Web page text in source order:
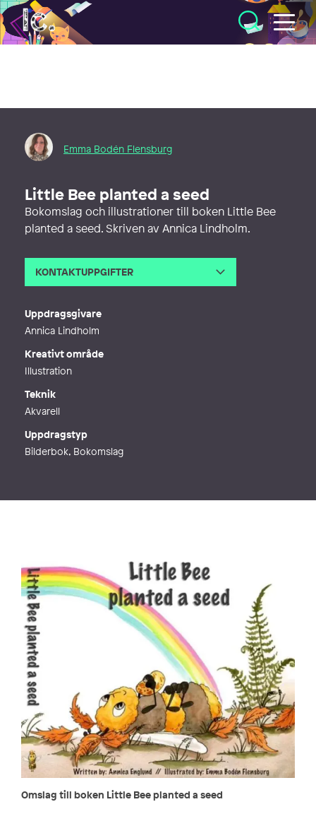
Illustratörcentrum
Emma Bodén Flensburg
Little Bee planted a seed
Bokomslag och illustrationer till boken Little Bee
planted a seed. Skriven av Annica Lindholm.
KONTAKTUPPGIFTER
Webb http://www.paintingoctopus.se
Uppdragsgivare
Annica Lindholm
Kreativt område
Illustration
Teknik
Akvarell
Uppdragstyp
Bilderbok, Bokomslag
Omslag till boken Little Bee planted a seed